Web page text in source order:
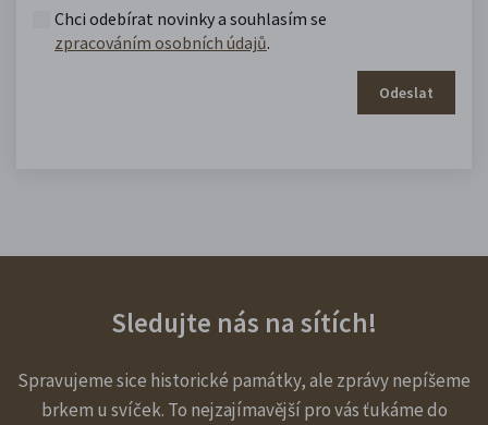
Chci odebírat novinky a souhlasím se
zpracováním osobních údajů.
Odeslat
Sledujte nás na sítích!
Spravujeme sice historické památky, ale zprávy nepíšeme
brkem u svíček. To nejzajímavější pro vás ťukáme do